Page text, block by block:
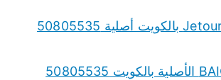
قطع غيار جيتور Jetour بالكويت أصلية 50805535
قطع غيار بايك BAIC الأصلية بالكويت 50805535